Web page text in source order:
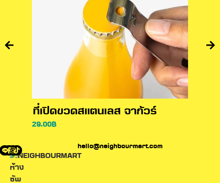
ที่เปิดขวดสแตนเลส จากัวร์
29.00฿
hello@neighbourmart.com